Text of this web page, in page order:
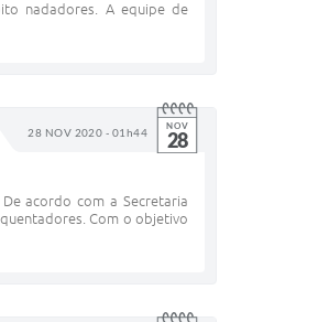
nadadores. A equipe de
28 NOV 2020 - 01h44 NOV
28
acordo com a Secretaria
Com o objetivo